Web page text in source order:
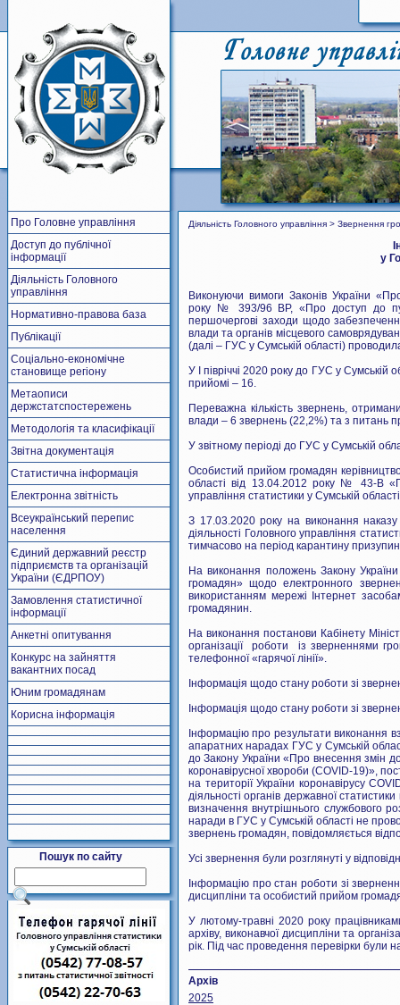
Про Головне управління
Доступ до публічної
інформації
Діяльність Головного
управління
Нормативно-правова база
Публікації
Соціально-економічне
становище регіону
Метаописи
держстатспостережень
Методологія та класифікації
Звітна документація
Статистична інформація
Електронна звітність
Всеукраїнський перепис
населення
Єдиний державний реєстр
підприємств та організацій
України (ЄДРПОУ)
Замовлення статистичної
інформації
Анкетні опитування
Конкурс на зайняття
вакантних посад
Юним громадянам
Корисна інформація
Пошук по сайту
Діяльність Головного управління > Звернення
у
Виконуючи вимоги Законів України
року № 393/96 ВР, «Про доступ до
першочергові заходи щодо
влади та органів місцевого
(далі – ГУС у Сумській області)
У І півріччі 2020 року до ГУС у
прийомі – 16.
Переважна кількість звернень,
влади – 6 звернень (22,2%) та з питань
У звітному періоді до ГУС у Сумській
Особистий прийом громадян
області від 13.04.2012 року № 43-В
управління статистики у Сумській
З 17.03.2020 року на виконання
діяльності Головного управління
тимчасово на період карантину
На виконання положень Закону
громадян» щодо електронного
використанням мережі Інтернет
громадянин.
На виконання постанови Кабінету
організації роботи із зверненнями
телефонної «гарячої лінії».
Інформація щодо стану роботи зі
Інформація щодо стану роботи зі
Інформацію про результати виконання
апаратних нарадах ГУС у Сумській
до Закону України «Про внесення змін
коронавірусної хвороби (COVID-19)»,
на території України коронавірусу
діяльності органів державної
визначення внутрішнього службового
наради в ГУС у Сумській області не
звернень громадян, повідомляється
Усі звернення були розглянуті у
Інформацію про стан роботи зі
дисципліни та особистий прийом
У лютому-травні 2020 року
архіву, виконавчої дисципліни та
рік. Під час проведення перевірки були
Архів
2025